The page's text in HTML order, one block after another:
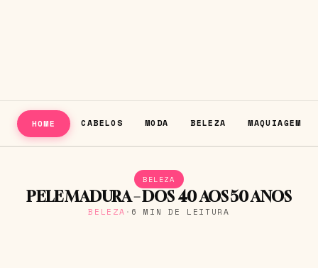
HOME CABELOS MODA BELEZA MAQUIAGEM
BELEZA
PELE MADURA – DOS 40 AOS 50 ANOS
BELEZA · 6 MIN DE LEITURA